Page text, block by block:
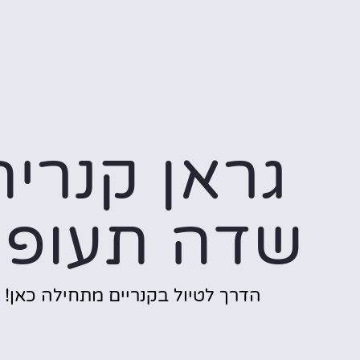
גראן
שדה
הדרך לטיול בקנריים מתחילה כאן!